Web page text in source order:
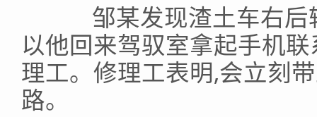
邹某发现渣土车右后
以他回来驾驭室拿起手机
理工。修理工表明,会立刻
路。